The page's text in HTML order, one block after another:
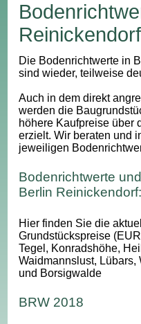
Die Bodenrichtwerte in
sind wieder, teilweise
Auch in dem direkt
werden die
höhere Kaufpreise über
erzielt. Wir beraten und
jeweiligen
Bodenrichtwerte
Berlin Reinickendorf:
Hier finden Sie die
Grundstückspreise
Tegel, Konradshöhe,
Waidmannslust, Lübars,
und Borsigwalde
BRW 2018